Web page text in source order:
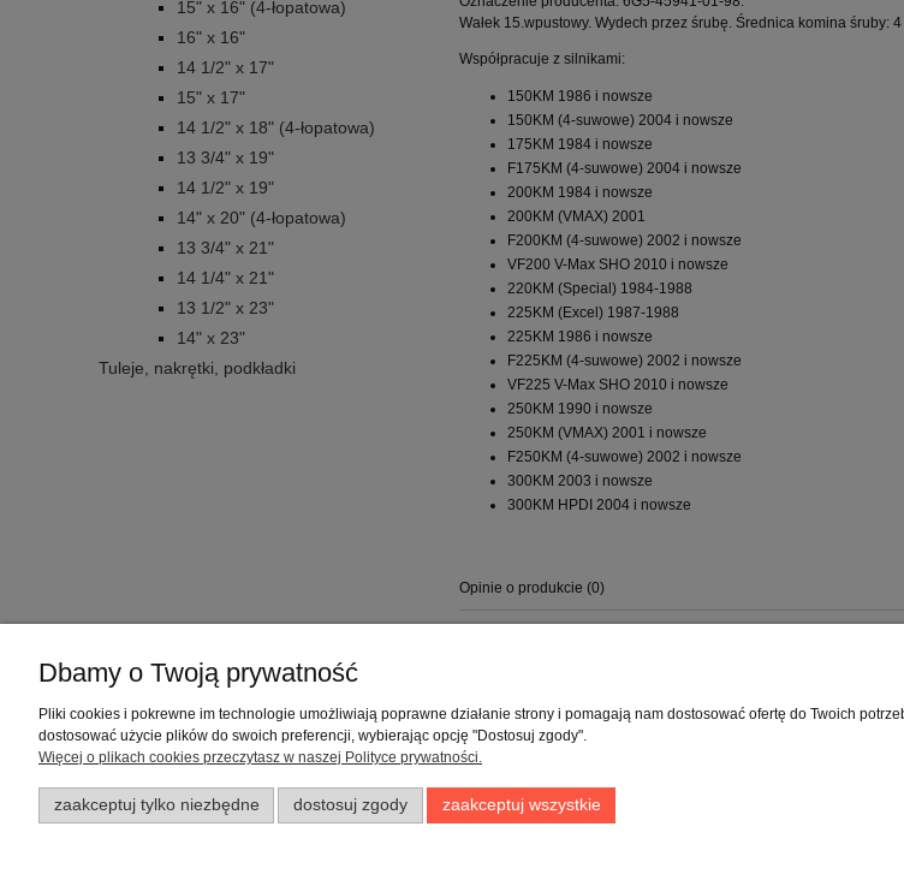
15" x 16" (4-łopatowa)
16" x 16"
14 1/2" x 17"
15" x 17"
14 1/2" x 18" (4-łopatowa)
13 3/4" x 19"
14 1/2" x 19"
14" x 20" (4-łopatowa)
13 3/4" x 21"
14 1/4" x 21"
13 1/2" x 23"
14" x 23"
Tuleje, nakrętki, podkładki
Wałek 15.wpustowy. Wydech przez śrubę. Średnica komina śruby: 4
Współpracuje z silnikami:
150KM 1986 i nowsze
150KM (4-suwowe) 2004 i nowsze
175KM 1984 i nowsze
F175KM (4-suwowe) 2004 i nowsze
200KM 1984 i nowsze
200KM (VMAX) 2001
F200KM (4-suwowe) 2002 i nowsze
VF200 V-Max SHO 2010 i nowsze
220KM (Special) 1984-1988
225KM (Excel) 1987-1988
225KM 1986 i nowsze
F225KM (4-suwowe) 2002 i nowsze
VF225 V-Max SHO 2010 i nowsze
250KM 1990 i nowsze
250KM (VMAX) 2001 i nowsze
F250KM (4-suwowe) 2002 i nowsze
300KM 2003 i nowsze
300KM HPDI 2004 i nowsze
Opinie o produkcie (0)
Regulaminy
Zwroty i reklamacje
Twoje zamówienia
Przechowalnia
Dbamy o Twoją prywatność
Pliki cookies i pokrewne im technologie umożliwiają poprawne działanie strony i pomagają nam dostosować ofertę do Twoich
dostosować użycie plików do swoich preferencji, wybierając opcję "Dostosuj zgody".
Więcej o plikach cookies przeczytasz w naszej Polityce prywatności.
zaakceptuj tylko niezbędne dostosuj zgody zaakceptuj wszystkie